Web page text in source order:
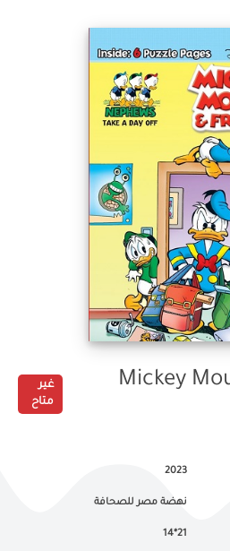
Mickey
غير
متاح
2023
نهضة مصر للصحافة
21*14